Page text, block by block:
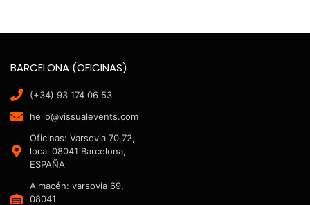
BARCELONA (OFICINAS)
(+34) 93 174 06 53
hello@vissualevents.com
Oficinas: Varsovia 70,72,
local 08041 Barcelona,
ESPAÑA
Almacén: varsovia 69,
08041